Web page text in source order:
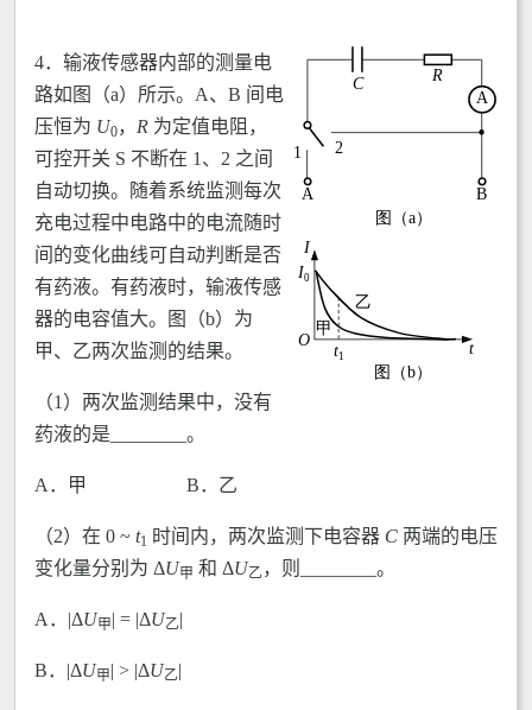
4．输液传感器内部的测量电
路如图（a）所示。A、B 间电
压恒为 U0， R 为定值电阻，
可控开关 S 不断在 1、2 之间
自动切换。随着系统监测每次
充电过程中电路中的电流随时
间的变化曲线可自动判断是否
有药液。有药液时，输液传感
器的电容值大。图（b）为
甲、乙两次监测的结果。
（1）两次监测结果中，没有
药液的是________。
A．甲 B．乙
（2）在 0 ~ t1 时间内，两次监测下电容器 C 两端的电压
变化量分别为 ΔU甲 和 ΔU乙，则________。
A．|ΔU甲| = |ΔU乙|
B．|ΔU甲| > |ΔU乙|